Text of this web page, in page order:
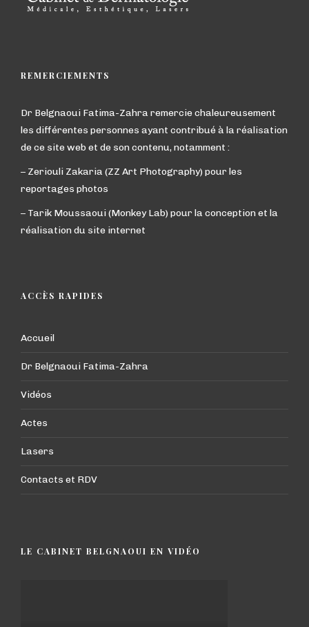
REMERCIEMENTS
Dr Belgnaoui Fatima-Zahra remercie chaleureusement
les différentes personnes ayant contribué à la réalisation
de ce site web et de son contenu, notamment :
– Zeriouli Zakaria (ZZ Art Photography) pour les
reportages photos
– Tarik Moussaoui (Monkey Lab) pour la conception et la
réalisation du site internet
ACCÈS RAPIDES
Accueil
Dr Belgnaoui Fatima-Zahra
Vidéos
Actes
Lasers
Contacts et RDV
LE CABINET BELGNAOUI EN VIDÉO